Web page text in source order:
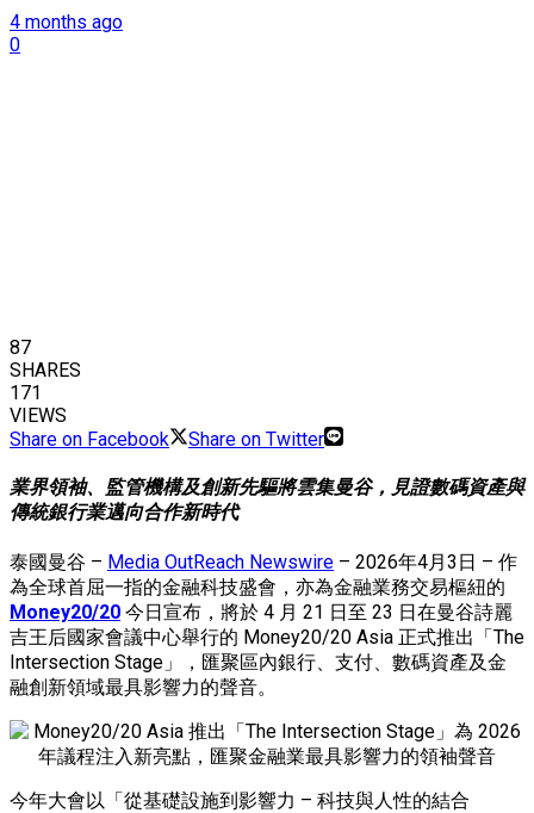
4 months ago
0
87
SHARES
171
VIEWS
Share on Facebook
Share on Twitter
業界領袖、監管機構及創新先驅將雲集曼谷，見證數碼資產與
傳統銀行業邁向合作新時代
泰國曼谷 – Media OutReach Newswire – 2026年4月3日 – 作
為全球首屈一指的金融科技盛會，亦為金融業務交易樞紐的
Money20/20 今日宣布，將於 4 月 21 日至 23 日在曼谷詩麗
吉王后國家會議中心舉行的 Money20/20 Asia 正式推出「The
Intersection Stage」，匯聚區內銀行、支付、數碼資產及金
融創新領域最具影響力的聲音。
今年大會以「從基礎設施到影響力 – 科技與人性的結合